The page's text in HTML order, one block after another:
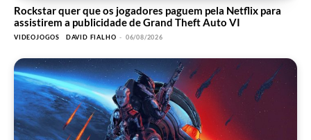
Rockstar quer que os jogadores paguem pela Netflix para
assistirem a publicidade de Grand Theft Auto VI
VIDEOJOGOS DAVID FIALHO - 06/08/2026